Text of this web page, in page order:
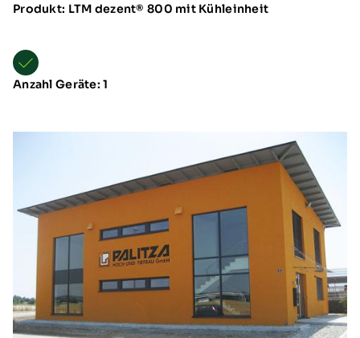
Produkt: LTM dezent® 800 mit Kühleinheit
Anzahl Geräte: 1